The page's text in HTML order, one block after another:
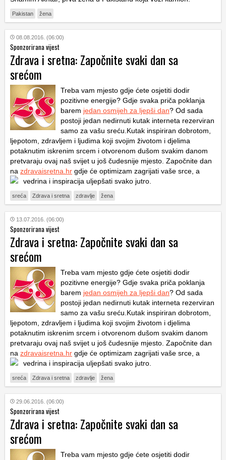
Pakistan žena
08.08.2016. (06:00)
Sponzorirana vijest
Zdrava i sretna: Započnite svaki dan sa
srećom
Treba vam mjesto gdje ćete osjetiti dodir
pozitivne energije? Gdje svaka priča poklanja
barem jedan osmijeh za ljepši dan? Od sada
postoji jedan nedirnuti kutak interneta rezerviran
samo za vašu sreću.Kutak inspiriran dobrotom,
ljepotom, zdravljem i ljudima koji svojim životom i djelima
potaknutim iskrenim srcem i otvorenom dušom svakim danom
pretvaraju ovaj naš svijet u još čudesnije mjesto. Započnite dan
na zdravaisretna.hr gdje će optimizam zagrijati vaše srce, a
vedrina i inspiracija uljepšati svako jutro.
sreća Zdrava i sretna zdravlje žena
13.07.2016. (06:00)
Sponzorirana vijest
Zdrava i sretna: Započnite svaki dan sa
srećom
Treba vam mjesto gdje ćete osjetiti dodir
pozitivne energije? Gdje svaka priča poklanja
barem jedan osmijeh za ljepši dan? Od sada
postoji jedan nedirnuti kutak interneta rezerviran
samo za vašu sreću.Kutak inspiriran dobrotom,
ljepotom, zdravljem i ljudima koji svojim životom i djelima
potaknutim iskrenim srcem i otvorenom dušom svakim danom
pretvaraju ovaj naš svijet u još čudesnije mjesto. Započnite dan
na zdravaisretna.hr gdje će optimizam zagrijati vaše srce, a
vedrina i inspiracija uljepšati svako jutro.
sreća Zdrava i sretna zdravlje žena
29.06.2016. (06:00)
Sponzorirana vijest
Zdrava i sretna: Započnite svaki dan sa
srećom
Treba vam mjesto gdje ćete osjetiti dodir